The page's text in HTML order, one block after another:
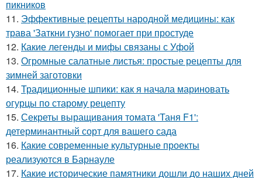
пикников
11. Эффективные рецепты народной медицины: как
трава 'Заткни гузно' помогает при простуде
12. Какие легенды и мифы связаны с Уфой
13. Огромные салатные листья: простые рецепты для
зимней заготовки
14. Традиционные шпики: как я начала мариновать
огурцы по старому рецепту
15. Секреты выращивания томата 'Таня F1':
детерминантный сорт для вашего сада
16. Какие современные культурные проекты
реализуются в Барнауле
17. Какие исторические памятники дошли до наших дней